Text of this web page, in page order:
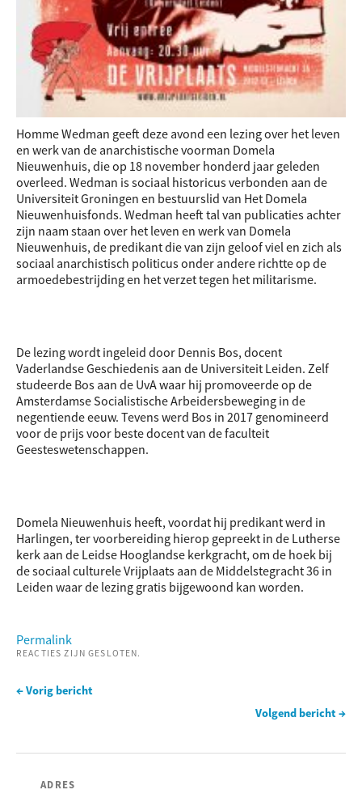
Homme Wedman geeft deze avond een lezing over het leven
en werk van de anarchistische voorman Domela
Nieuwenhuis, die op 18 november honderd jaar geleden
overleed. Wedman is sociaal historicus verbonden aan de
Universiteit Groningen en bestuurslid van Het Domela
Nieuwenhuisfonds. Wedman heeft tal van publicaties achter
zijn naam staan over het leven en werk van Domela
Nieuwenhuis, de predikant die van zijn geloof viel en zich als
sociaal anarchistisch politicus onder andere richtte op de
armoedebestrijding en het verzet tegen het militarisme.
De lezing wordt ingeleid door Dennis Bos, docent
Vaderlandse Geschiedenis aan de Universiteit Leiden. Zelf
studeerde Bos aan de UvA waar hij promoveerde op de
Amsterdamse Socialistische Arbeidersbeweging in de
negentiende eeuw. Tevens werd Bos in 2017 genomineerd
voor de prijs voor beste docent van de faculteit
Geesteswetenschappen.
Domela Nieuwenhuis heeft, voordat hij predikant werd in
Harlingen, ter voorbereiding hierop gepreekt in de Lutherse
kerk aan de Leidse Hooglandse kerkgracht, om de hoek bij
de sociaal culturele Vrijplaats aan de Middelstegracht 36 in
Leiden waar de lezing gratis bijgewoond kan worden.
Permalink
REACTIES ZIJN GESLOTEN.
← Vorig bericht
Volgend bericht →
ADRES